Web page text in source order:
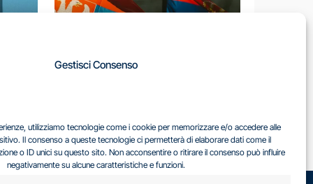
Gestisci Consenso
utilizziamo tecnologie come i cookie per memorizzare e/o accedere alle
Il consenso a queste tecnologie ci permetterà di elaborare dati come il
o ID unici su questo sito. Non acconsentire o ritirare il consenso può influire
negativamente su alcune caratteristiche e funzioni.